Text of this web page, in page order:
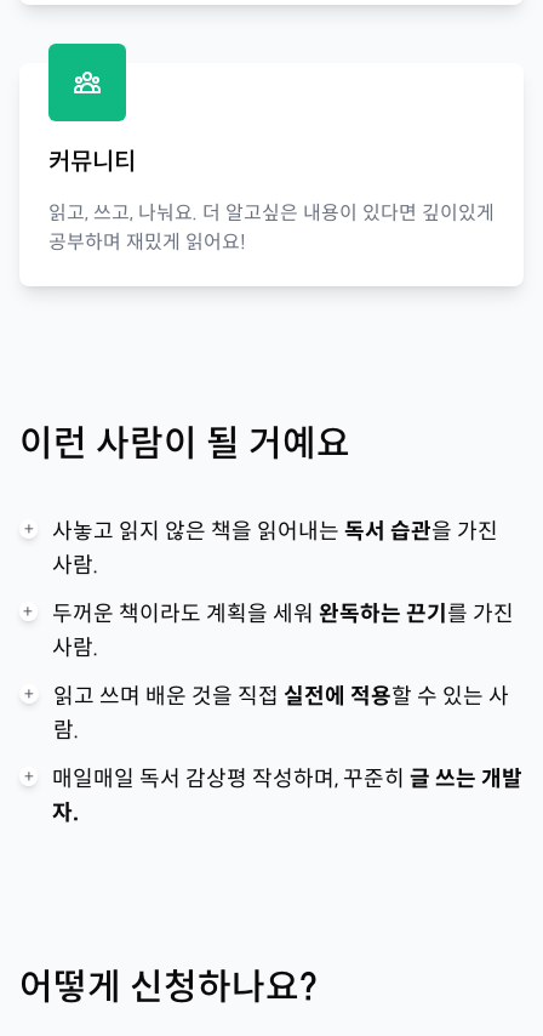
커뮤니티
읽고, 쓰고, 나눠요. 더 알고싶은 내용이 있다면 깊이있게
공부하며 재밌게 읽어요!
이런 사람이 될 거예요
+ 사놓고 읽지 않은 책을 읽어내는 독서 습관을 가진
사람.
+ 두꺼운 책이라도 계획을 세워 완독하는 끈기 를 가진
사람.
+ 읽고 쓰며 배운 것을 직접 실전에 적용할 수 있는 사
람.
+ 매일매일 독서 감상평 작성하며, 꾸준히 글 쓰는 개발
자.
어떻게 신청하나요?